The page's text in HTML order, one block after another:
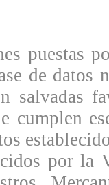
puestas
de datos
salvadas
cumplen
por la